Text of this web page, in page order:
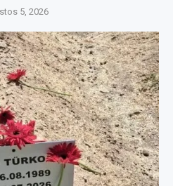
5, 2026